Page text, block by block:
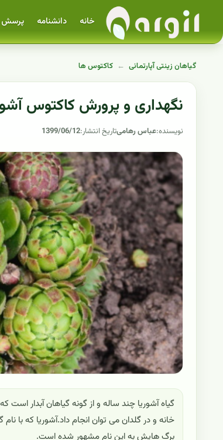
خانه دانشنامه پرسش
گیاهان زینتی آپارتمانی ← کاکتوس ها
نگهداری و پرورش کاکتوس
نویسنده:عباس رهامیتاریخ انتشار:1399/06/12
گیاه آشوریا چند ساله و از گونه گیاهان آبدار
خانه و در گلدان می توان انجام داد.آشوریا که با
برگ هایش به این نام مشهور شده است.